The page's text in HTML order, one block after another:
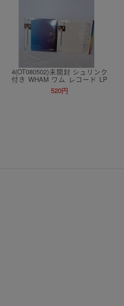
4(OT080502)未開封 シュリンク
付き WHAM ワム レコード LP
帯付 エッジオブヘブン ザ・ファ
イナル 2枚セット
520円